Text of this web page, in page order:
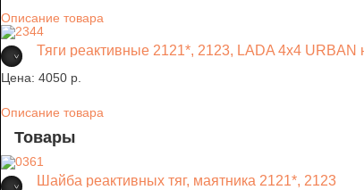
Описание товара
Тяги реактивные 2121*, 2123, LADA 4x4
Цена: 4050 p.
Описание товара
Товары
Шайба реактивных тяг, маятника 2121*, 2123